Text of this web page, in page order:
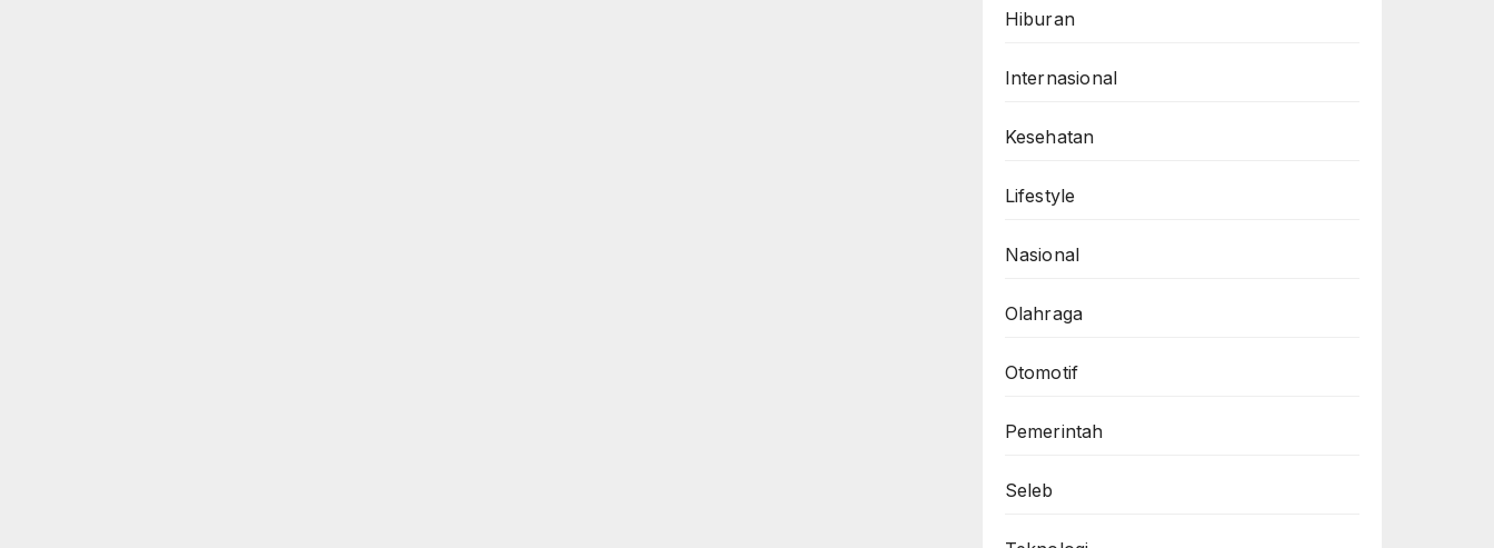
Hiburan
Internasional
Kesehatan
Lifestyle
Nasional
Olahraga
Otomotif
Pemerintah
Seleb